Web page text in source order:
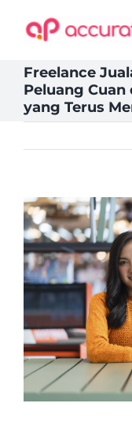
Freelance
Peluang
yang Terus
View
Larger
Image